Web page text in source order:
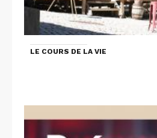
LE COURS DE LA VIE